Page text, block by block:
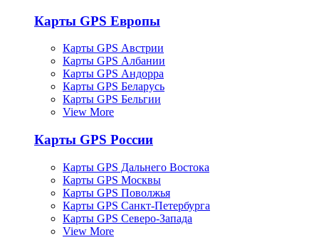
Карты GPS Европы
Карты GPS Австрии
Карты GPS Албании
Карты GPS Андорра
Карты GPS Беларусь
Карты GPS Бельгии
View More
Карты GPS России
Карты GPS Дальнего Востока
Карты GPS Москвы
Карты GPS Поволжья
Карты GPS Санкт-Петербурга
Карты GPS Северо-Запада
View More